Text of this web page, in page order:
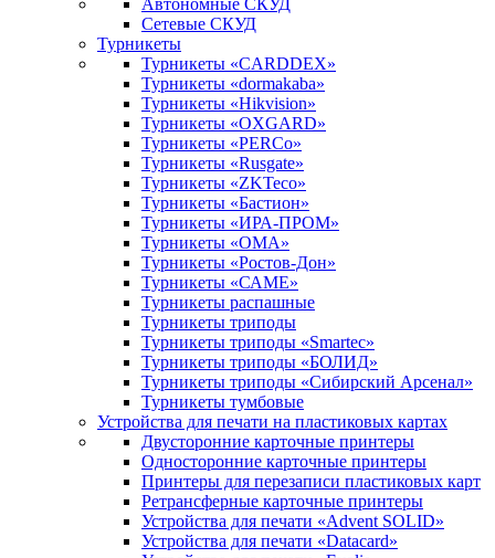
Автономные СКУД
Сетевые СКУД
Турникеты
Турникеты «CARDDEX»
Турникеты «dormakaba»
Турникеты «Hikvision»
Турникеты «OXGARD»
Турникеты «PERCo»
Турникеты «Rusgate»
Турникеты «ZKTeco»
Турникеты «Бастион»
Турникеты «ИРА-ПРОМ»
Турникеты «ОМА»
Турникеты «Ростов-Дон»
Турникеты «САМЕ»
Турникеты распашные
Турникеты триподы
Турникеты триподы «Smartec»
Турникеты триподы «БОЛИД»
Турникеты триподы «Сибирский Арсенал»
Турникеты тумбовые
Устройства для печати на пластиковых картах
Двусторонние карточные принтеры
Односторонние карточные принтеры
Принтеры для перезаписи пластиковых карт
Ретрансферные карточные принтеры
Устройства для печати «Advent SOLID»
Устройства для печати «Datacard»